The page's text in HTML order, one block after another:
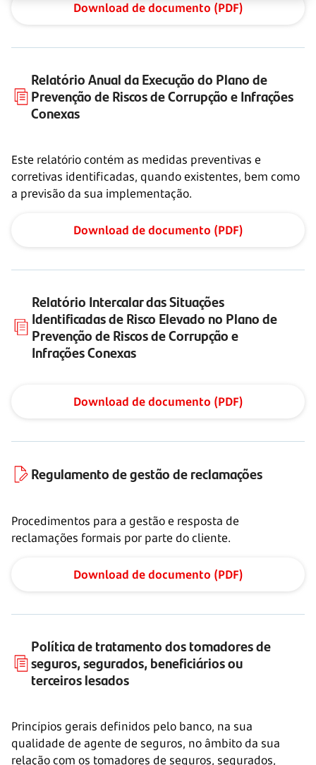
Download de documento (PDF)
Relatório Anual da Execução do Plano de
Prevenção de Riscos de Corrupção e Infrações
Conexas
Este relatório contém as medidas preventivas e
corretivas identificadas, quando existentes, bem como
a previsão da sua implementação.
Download de documento (PDF)
Relatório Intercalar das Situações
Identificadas de Risco Elevado no Plano de
Prevenção de Riscos de Corrupção e
Infrações Conexas
Download de documento (PDF)
Regulamento de gestão de reclamações
Procedimentos para a gestão e resposta de
reclamações formais por parte do cliente.
Download de documento (PDF)
Política de tratamento dos tomadores de
seguros, segurados, beneficiários ou
terceiros lesados
Princípios gerais definidos pelo banco, na sua
qualidade de agente de seguros, no âmbito da sua
relação com os tomadores de seguros, segurados,